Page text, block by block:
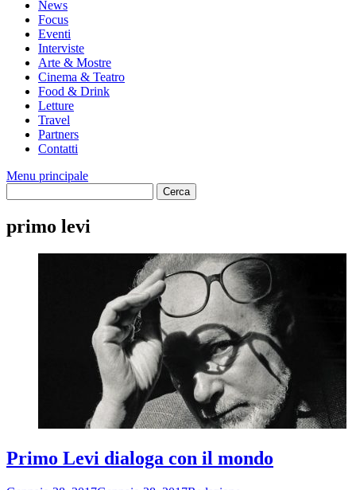
News
Focus
Eventi
Interviste
Arte & Mostre
Cinema & Teatro
Food & Drink
Letture
Travel
Partners
Contatti
Menu principale
primo levi
Primo Levi dialoga con il mondo